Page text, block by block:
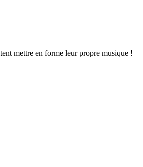
mettre en forme leur propre musique !